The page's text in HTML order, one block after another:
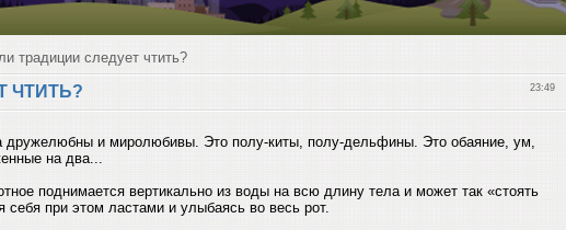
традиции следует чтить?
23:49
ЧТИТЬ?
дружелюбны и миролюбивы. Это полу-киты, полу-дельфины. Это обаяние, ум,
на два...
поднимается вертикально из воды на всю длину тела и может так «стоять
при этом ластами и улыбаясь во весь рот.